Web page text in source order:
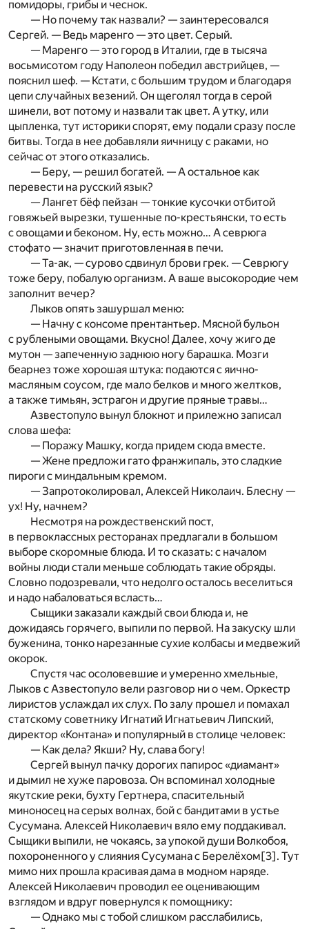
помидоры, грибы и чеснок.
— Но почему так назвали? — заинтересовался
Сергей. — Ведь маренго — это цвет. Серый.
— Маренго — это город в Италии, где в тысяча
восьмисотом году Наполеон победил австрийцев, —
пояснил шеф. — Кстати, с большим трудом и благодаря
цепи случайных везений. Он щеголял тогда в серой
шинели, вот потому и назвали так цвет. А утку, или
цыпленка, тут историки спорят, ему подали сразу после
битвы. Тогда в нее добавляли яичницу с раками, но
сейчас от этого отказались.
— Беру, — решил богатей. — А остальное как
перевести на русский язык?
— Лангет бёф пейзан — тонкие кусочки отбитой
говяжьей вырезки, тушенные по-крестьянски, то есть
с овощами и беконом. Ну, есть можно… А севрюга
стофато — значит приготовленная в печи.
— Та-ак, — сурово сдвинул брови грек. — Севрюгу
тоже беру, побалую организм. А ваше высокородие чем
заполнит вечер?
Лыков опять зашуршал меню:
— Начну с консоме прентантьер. Мясной бульон
с рублеными овощами. Вкусно! Далее, хочу жиго де
мутон — запеченную заднюю ногу барашка. Мозги
беарнез тоже хорошая штука: подаются с яично-
масляным соусом, где мало белков и много желтков,
а также тимьян, эстрагон и другие пряные травы…
Азвестопуло вынул блокнот и прилежно записал
слова шефа:
— Поражу Машку, когда придем сюда вместе.
— Жене предложи гато франжипаль, это сладкие
пироги с миндальным кремом.
— Запротоколировал, Алексей Николаич. Блесну —
ух! Ну, начнем?
Несмотря на рождественский пост,
в первоклассных ресторанах предлагали в большом
выборе скоромные блюда. И то сказать: с началом
войны люди стали меньше соблюдать такие обряды.
Словно подозревали, что недолго осталось веселиться
и надо набаловаться всласть…
Сыщики заказали каждый свои блюда и, не
дожидаясь горячего, выпили по первой. На закуску шли
буженина, тонко нарезанные сухие колбасы и медвежий
окорок.
Спустя час осоловевшие и умеренно хмельные,
Лыков с Азвестопуло вели разговор ни о чем. Оркестр
лиристов услаждал их слух. По залу прошел и помахал
статскому советнику Игнатий Игнатьевич Липский,
директор «Контана» и популярный в столице человек:
— Как дела? Якши? Ну, слава богу!
Сергей вынул пачку дорогих папирос «диамант»
и дымил не хуже паровоза. Он вспоминал холодные
якутские реки, бухту Гертнера, спасительный
миноносец на серых волнах, бой с бандитами в устье
Сусумана. Алексей Николаевич вяло ему поддакивал.
Сыщики выпили, не чокаясь, за упокой души Волкобоя,
похороненного у слияния Сусумана с Берелёхом[3]. Тут
мимо них прошла красивая дама в модном наряде.
Алексей Николаевич проводил ее оценивающим
взглядом и вдруг повернулся к помощнику:
— Однако мы с тобой слишком расслабились,